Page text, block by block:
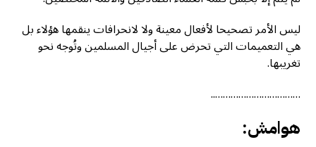
ليس الأمر تصحيحا لأفعال معينة ولا لانحرافات ينقمها هؤلاء بل
هي التعميمات التي تحرض على أجيال المسلمين وتُوجه نحو
تغريبها.
……………………………..
هوامش: